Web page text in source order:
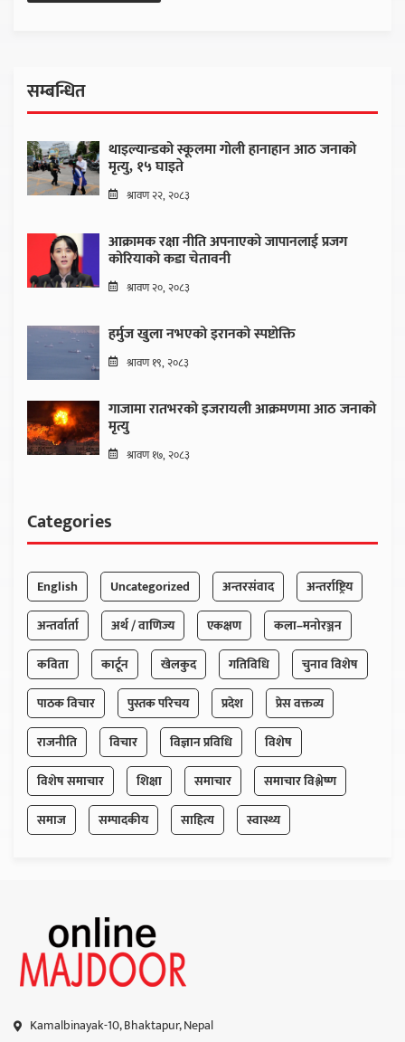
सम्बन्धित
थाइल्यान्डको स्कूलमा गोली हानाहान आठ जनाको
मृत्यु, १५ घाइते
श्रावण २२, २०८३
आक्रामक रक्षा नीति अपनाएको जापानलाई प्रजग
कोरियाको कडा चेतावनी
श्रावण २०, २०८३
हर्मुज खुला नभएको इरानको स्पष्टोक्ति
श्रावण १९, २०८३
गाजामा रातभरको इजरायली आक्रमणमा आठ जनाको
मृत्यु
श्रावण १७, २०८३
Categories
English Uncategorized अन्तरसंवाद
अन्तर्राष्ट्रिय
अन्तर्वार्ता
अर्थ / वाणिज्य एकक्षण
कला–मनोरञ्जन
कविता
कार्टून खेलकुद गतिविधि
चुनाव विशेष
पाठक विचार
पुस्तक परिचय प्रदेश
प्रेस वक्तव्य
राजनीति
विचार विज्ञान प्रविधि
विशेष
विशेष समाचार
शिक्षा समाचार
समाचार विश्लेष्ण
समाज
सम्पादकीय साहित्य स्वास्थ्य
Kamalbinayak-10, Bhaktapur, Nepal